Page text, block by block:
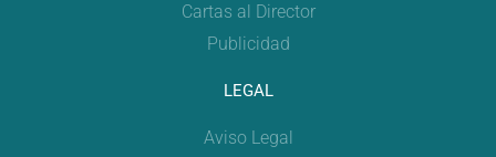
Cartas al Director
Publicidad
LEGAL
Aviso Legal